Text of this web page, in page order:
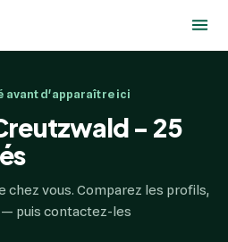
avant d'apparaître ici
- 25
chez vous. Comparez les profils,
puis contactez-les